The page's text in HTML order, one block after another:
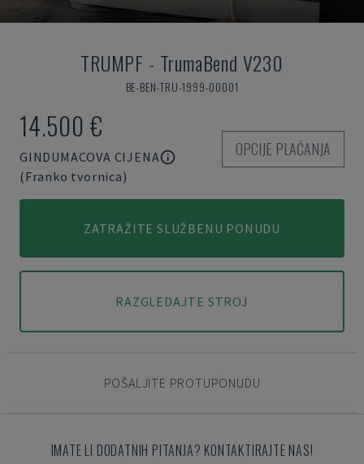
TRUMPF - TrumaBend V230
BE-BEN-TRU-1999-00001
14.500 €
GINDUMACOVA CIJENA
(Franko tvornica)
OPCIJE PLAĆANJA
ZATRAŽITE SLUŽBENU PONUDU
RAZGLEDAJTE STROJ
POŠALJITE PROTUPONUDU
IMATE LI DODATNIH PITANJA? KONTAKTIRAJTE NAS!